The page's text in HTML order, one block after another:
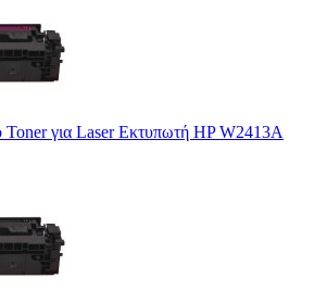
για Laser Εκτυπωτή HP W2413A